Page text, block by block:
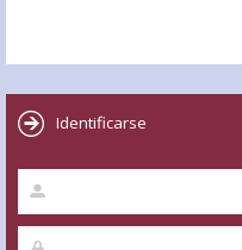
Identificarse